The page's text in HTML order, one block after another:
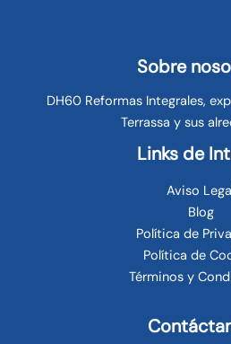
Sobre
DH60 Reformas Integrales,
Terrassa y sus
Links de
Aviso
Blog
Política de
Política de
Términos y